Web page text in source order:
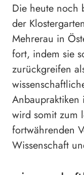
Die heute noch
der
Mehrerau in
fort, indem sie
zurückgreifen
Anbaupraktiken
wird somit zum
fortwährenden
Wissenschaft